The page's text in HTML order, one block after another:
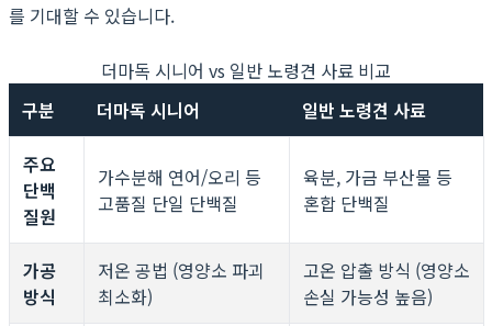
를 기대할 수 있습니다.
더마독 시니어 vs 일반 노령견 사료 비교
구분
더마독 시니어 일반 노령견 사료
주요
단백
질원
가수분해 연어/오리 등
고품질 단일 단백질
육분, 가금 부산물 등
혼합 단백질
가공
방식
저온 공법 (영양소 파괴
최소화)
고온 압출 방식 (영양소
손실 가능성 높음)